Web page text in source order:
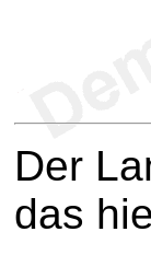
Der
das